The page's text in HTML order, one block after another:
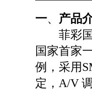
一、 产品
菲彩国
国家首家
例，采用
定，A/V